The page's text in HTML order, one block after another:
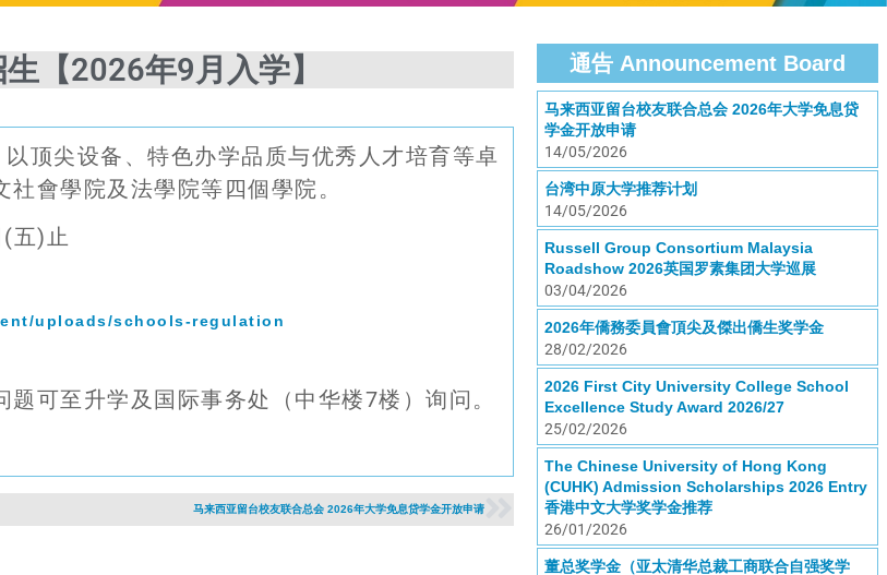
【2026年9月入学】
顶尖设备、特色办学品质与优秀人才培育等卓
會學院及法學院等四個學院。
五)止
uploads/schools-regulation
可至升学及国际事务处（中华楼7楼）询问。
马来西亚留台校友联合总会 2026年大学免息贷学金开放申请
通告 Announcement Board
马来西亚留台校友联合总会 2026年大学免息贷
学金开放申请
14/05/2026
台湾中原大学推荐计划
14/05/2026
Russell Group Consortium Malaysia
Roadshow 2026英国罗素集团大学巡展
03/04/2026
2026年僑務委員會頂尖及傑出僑生奖学金
28/02/2026
2026 First City University College School
Excellence Study Award 2026/27
25/02/2026
The Chinese University of Hong Kong
(CUHK) Admission Scholarships 2026 Entry
香港中文大学奖学金推荐
26/01/2026
董总奖学金（亚太清华总裁工商联合自强奖学